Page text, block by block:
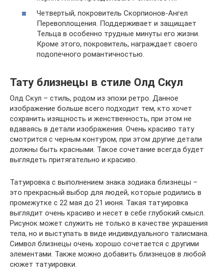
Четвертый, покровитель Скорпионов-Ангел
Перевоплощения. Поддерживает и защищает
Тельца в особенно трудные минуты его жизни.
Кроме этого, покровитель, награждает своего
подопечного романтичностью.
Тату близнецы в стиле Олд Скул
Олд Скул – стиль, родом из эпохи ретро. Данное
изображение больше всего подходит тем, кто хочет
сохранить изящность и женственность, при этом не
вдаваясь в детали изображения. Очень красиво тату
смотрится с черным контуром, при этом другие детали
должны быть красными. Такое сочетание всегда будет
выглядеть притягательно и красиво.
Татуировка с выполнением знака зодиака близнецы –
это прекрасный выбор для людей, которые родились в
промежутке с 22 мая до 21 июня. Такая татуировка
выглядит очень красиво и несет в себе глубокий смысл.
Рисунок может служить не только в качестве украшения
тела, но и выступать в виде индивидуального талисмана.
Символ близнецы очень хорошо сочетается с другими
элементами. Также можно добавить близнецов в любой
сюжет татуировки.